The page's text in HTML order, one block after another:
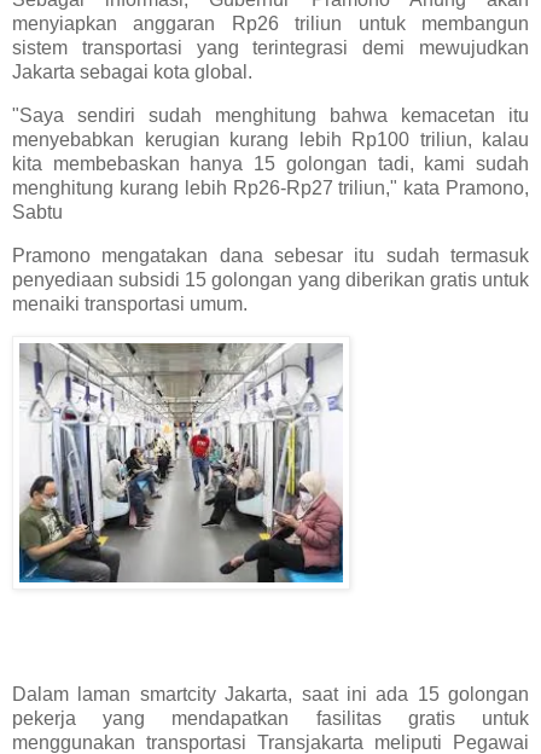
menyiapkan anggaran Rp26 triliun untuk membangun
sistem transportasi yang terintegrasi demi mewujudkan
Jakarta sebagai kota global.
"Saya sendiri sudah menghitung bahwa kemacetan itu
menyebabkan kerugian kurang lebih Rp100 triliun, kalau
kita membebaskan hanya 15 golongan tadi, kami sudah
menghitung kurang lebih Rp26-Rp27 triliun," kata Pramono,
Sabtu
Pramono mengatakan dana sebesar itu sudah termasuk
penyediaan subsidi 15 golongan yang diberikan gratis untuk
menaiki transportasi umum.
Dalam laman smartcity Jakarta, saat ini ada 15 golongan
pekerja yang mendapatkan fasilitas gratis untuk
menggunakan transportasi Transjakarta meliputi Pegawai